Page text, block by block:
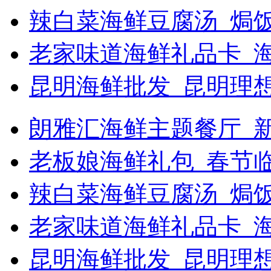
辣白菜海鲜豆腐汤_焗
老家味道海鲜礼品卡_
昆明海鲜批发_昆明理
朗雅汇海鲜主题餐厅_
老板娘海鲜礼包_春节
辣白菜海鲜豆腐汤_焗
老家味道海鲜礼品卡_
昆明海鲜批发_昆明理